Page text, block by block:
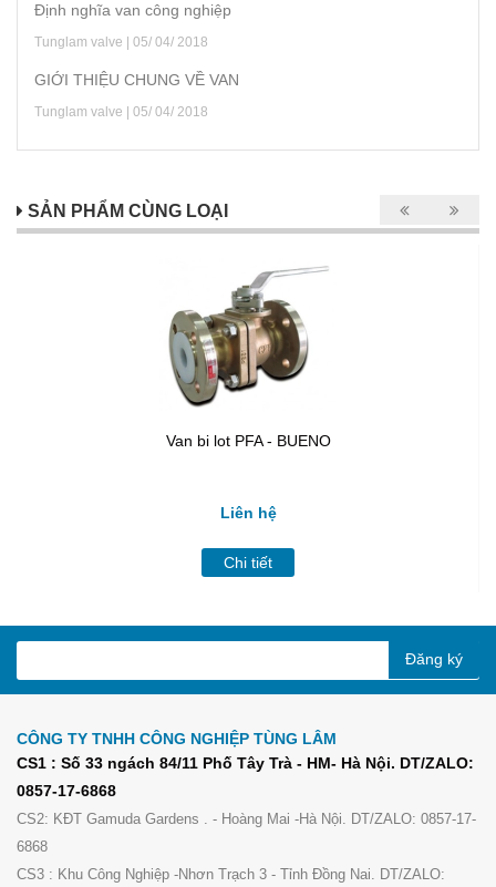
Định nghĩa van công nghiệp
Tunglam valve | 05/ 04/ 2018
GIỚI THIỆU CHUNG VỀ VAN
Tunglam valve | 05/ 04/ 2018
SẢN PHẨM CÙNG LOẠI
Van bi lot PFA - BUENO
Liên hệ
Chi tiết
Đăng ký
CÔNG TY TNHH CÔNG NGHIỆP TÙNG LÂM
CS1 : Số 33 ngách 84/11 Phố Tây Trà - HM- Hà Nội. DT/ZALO:
0857-17-6868
CS2: KĐT Gamuda Gardens . - Hoàng Mai -Hà Nội. DT/ZALO: 0857-17-
6868
CS3 : Khu Công Nghiệp -Nhơn Trạch 3 - Tỉnh Đồng Nai. DT/ZALO: